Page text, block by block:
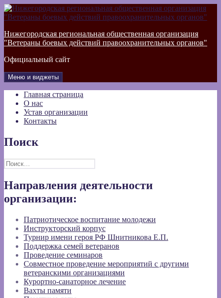
Перейти
к
Нижегородская региональная общественная организация
"Ветераны боевых действий правоохранительных органов"
Официальный сайт
Меню и виджеты
Главная страница
О нас
Устав организации
Контакты
Поиск
Найти:
Направления деятельности
организации:
Патриотическое воспитание молодежи
Инструкторский корпус
Турнир имени героя РФ Шнитникова Е.П.
Поддержка семей ветеранов
Проведение семинаров
Совместное проведение мероприятий с другими
ветеранскими организациями
Курортно-санаторное лечение
Вахты памяти